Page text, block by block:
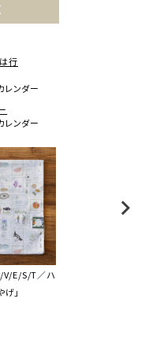
は行
ンダー
ンダー
V/E/S/T／ハ
」